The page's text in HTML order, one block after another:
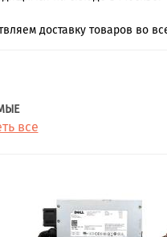
доставку товаров во
все